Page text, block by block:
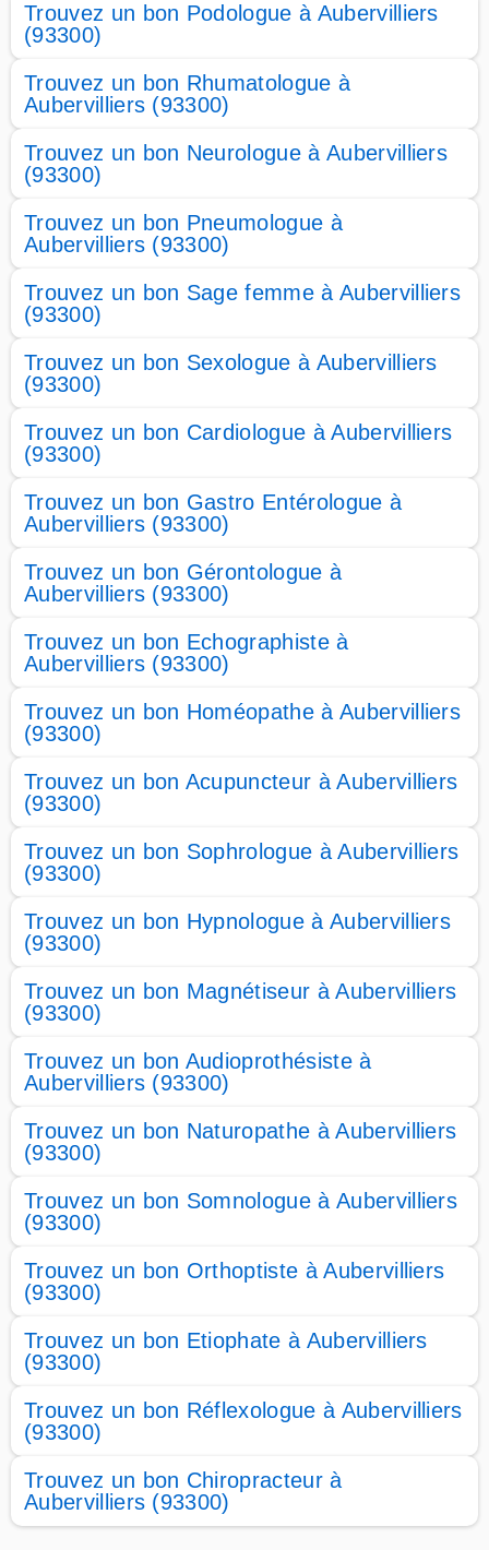
Trouvez un bon Podologue à Aubervilliers
(93300)
Trouvez un bon Rhumatologue à
Aubervilliers (93300)
Trouvez un bon Neurologue à Aubervilliers
(93300)
Trouvez un bon Pneumologue à
Aubervilliers (93300)
Trouvez un bon Sage femme à Aubervilliers
(93300)
Trouvez un bon Sexologue à Aubervilliers
(93300)
Trouvez un bon Cardiologue à Aubervilliers
(93300)
Trouvez un bon Gastro Entérologue à
Aubervilliers (93300)
Trouvez un bon Gérontologue à
Aubervilliers (93300)
Trouvez un bon Echographiste à
Aubervilliers (93300)
Trouvez un bon Homéopathe à Aubervilliers
(93300)
Trouvez un bon Acupuncteur à Aubervilliers
(93300)
Trouvez un bon Sophrologue à Aubervilliers
(93300)
Trouvez un bon Hypnologue à Aubervilliers
(93300)
Trouvez un bon Magnétiseur à Aubervilliers
(93300)
Trouvez un bon Audioprothésiste à
Aubervilliers (93300)
Trouvez un bon Naturopathe à Aubervilliers
(93300)
Trouvez un bon Somnologue à Aubervilliers
(93300)
Trouvez un bon Orthoptiste à Aubervilliers
(93300)
Trouvez un bon Etiophate à Aubervilliers
(93300)
Trouvez un bon Réflexologue à Aubervilliers
(93300)
Trouvez un bon Chiropracteur à
Aubervilliers (93300)